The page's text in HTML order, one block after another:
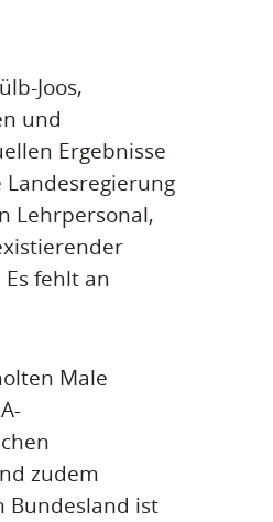
Joos,
und
Ergebnisse
Lehrpersonal,
fehlt an
Male
zudem
Bundesland ist